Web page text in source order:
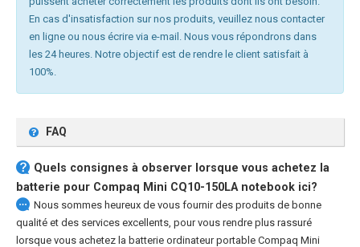
En cas d'insatisfaction sur nos produits, veuillez nous contacter
en ligne ou nous écrire via e-mail. Nous vous répondrons dans
les 24 heures. Notre objectif est de rendre le client satisfait à
100%.
FAQ
Quels consignes à observer lorsque vous achetez la
batterie pour Compaq Mini CQ10-150LA notebook ici?
Nous sommes heureux de vous fournir des produits de bonne
qualité et des services excellents, pour vous rendre plus rassuré
lorsque vous achetez la batterie ordinateur portable Compaq Mini